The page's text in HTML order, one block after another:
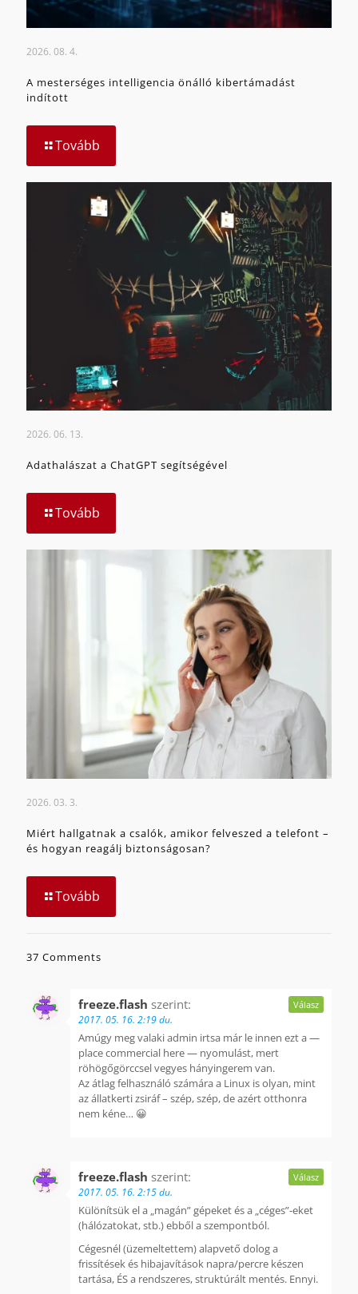
2026. 08. 4.
A mesterséges intelligencia önálló kibertámadást
indított
Tovább
2026. 06. 13.
Adathalászat a ChatGPT segítségével
Tovább
2026. 03. 3.
Miért hallgatnak a csalók, amikor felveszed a telefont –
és hogyan reagálj biztonságosan?
Tovább
37 Comments
freeze.flash szerint:
2017. 05. 16. 2:19 du.
Amúgy meg valaki admin irtsa már le innen ezt a —
place commercial here — nyomulást, mert
röhögőgörccsel vegyes hányingerem van.
Az átlag felhasználó számára a Linux is olyan, mint
az állatkerti zsiráf – szép, szép, de azért otthonra
nem kéne… 😀
Válasz
freeze.flash szerint:
2017. 05. 16. 2:15 du.
Különítsük el a „magán” gépeket és a „céges”-eket
(hálózatokat, stb.) ebből a szempontból.
Cégesnél (üzemeltettem) alapvető dolog a
frissítések és hibajavítások napra/percre készen
tartása, ÉS a rendszeres, struktúrált mentés. Ennyi.
Válasz